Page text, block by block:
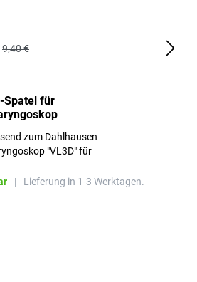
9,40 €
Spatel für
zum Dahlhausen
"VL3D" für
| Lieferung in 1-3 Werktagen.